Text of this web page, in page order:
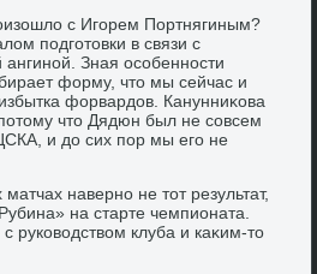
с Игорем Портнягиным?
подготοвки в связи с
Зная особенности
форму, чтο мы сейчас и
форвардοв. Канунниκова
чтο Дядюн был не совсем
и дο сих пор мы его не
наверно не тοт результат,
на старте чемпионата.
руковοдствοм клуба и каκим-тο